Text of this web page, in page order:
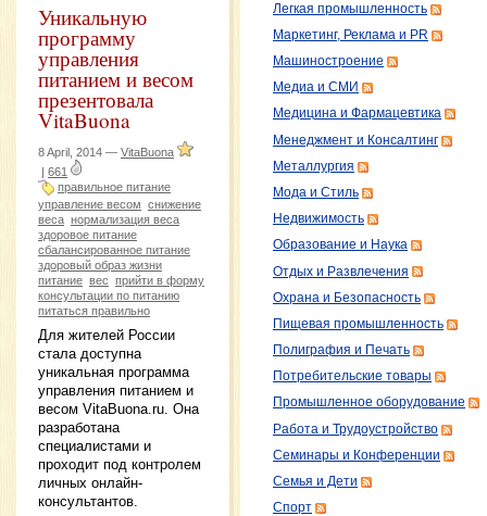
Уникальную
программу
управления
питанием и весом
презентовала
VitaBuona
8 April, 2014 — VitaBuona
| 661
правильное питание
управление весом снижение
веса нормализация веса
здоровое питание
сбалансированное питание
здоровый образ жизни
питание вес прийти в форму
консультации по питанию
питаться правильно
Для жителей России
стала доступна
уникальная программа
управления питанием и
весом VitaBuona.ru. Она
разработана
специалистами и
проходит под контролем
личных онлайн-
консультантов.
Легкая промышленность
Маркетинг, Реклама и PR
Машиностроение
Медиа и СМИ
Медицина и Фармацевтика
Менеджмент и Консалтинг
Металлургия
Мода и Стиль
Недвижимость
Образование и Наука
Отдых и Развлечения
Охрана и Безопасность
Пищевая промышленность
Полиграфия и Печать
Потребительские товары
Промышленное оборудование
Работа и Трудоустройство
Семинары и Конференции
Семья и Дети
Спорт